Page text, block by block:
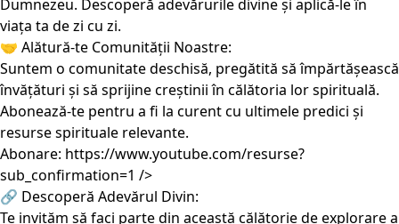
Dumnezeu. Descoperă adevărurile divine și aplică-le în
viața ta de zi cu zi.
🤝 Alătură-te Comunității Noastre:
Suntem o comunitate deschisă, pregătită să împărtășească
învățături și să sprijine creștinii în călătoria lor spirituală.
Abonează-te pentru a fi la curent cu ultimele predici și
resurse spirituale relevante.
Abonare: https://www.youtube.com/resurse?
sub_confirmation=1 />
🔗 Descoperă Adevărul Divin:
Te invităm să faci parte din această călătorie de explorare a